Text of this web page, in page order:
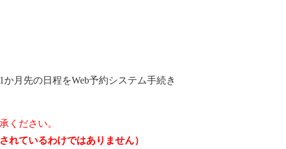
月先の日程をWeb予約システム手続き
ください。
れているわけではありません）